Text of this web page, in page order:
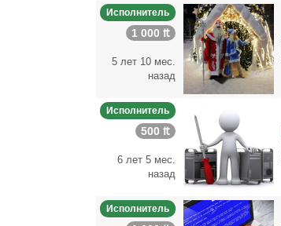
Исполнитель
1 000 ₶
5 лет 10 мес.
назад
Исполнитель
500 ₶
6 лет 5 мес.
назад
Исполнитель